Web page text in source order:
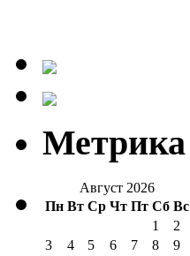
Метрика
Август 2026
Пн Вт Ср Чт Пт Сб Вс
1
2
3
4 5 6 7 8
9